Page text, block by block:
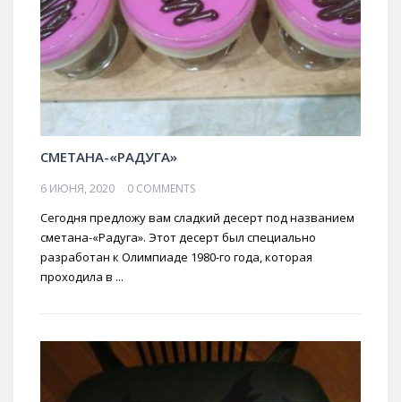
СМЕТАНА-«РАДУГА»
6 ИЮНЯ, 2020 0 COMMENTS
Сегодня предложу вам сладкий десерт под названием
сметана-«Радуга». Этот десерт был специально
разработан к Олимпиаде 1980-го года, которая
проходила в ...